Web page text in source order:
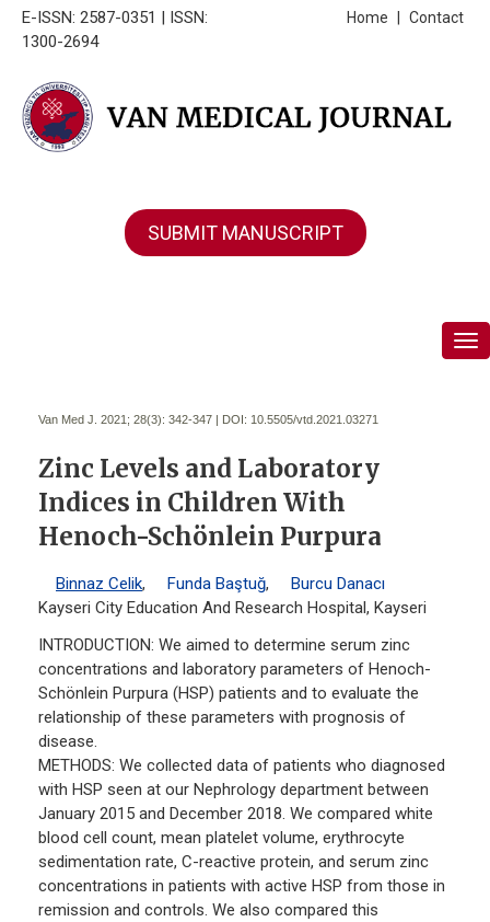
E-ISSN: 2587-0351 | ISSN:
1300-2694
Contact
Home
SUBMIT MANUSCRIPT
Van Med J. 2021; 28(3): 342-347 | DOI: 10.5505/vtd.2021.03271
Zinc Levels and Laboratory
Indices in Children With
Henoch-Schönlein Purpura
Binnaz Celik, Funda Baştuğ,
Burcu Danacı
Kayseri City Education And Research Hospital, Kayseri
INTRODUCTION: We aimed to determine serum zinc
concentrations and laboratory parameters of Henoch-
Schönlein Purpura (HSP) patients and to evaluate the
relationship of these parameters with prognosis of
disease.
METHODS: We collected data of patients who diagnosed
with HSP seen at our Nephrology department between
January 2015 and December 2018. We compared white
blood cell count, mean platelet volume, erythrocyte
sedimentation rate, C-reactive protein, and serum zinc
concentrations in patients with active HSP from those in
remission and controls. We also compared this